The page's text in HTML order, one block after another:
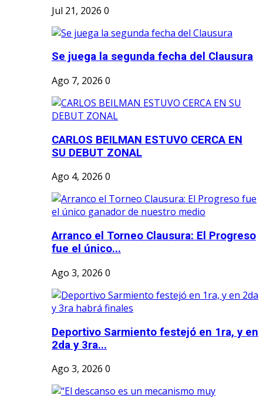
Jul 21, 2026 0
Se juega la segunda fecha del Clausura
Ago 7, 2026 0
CARLOS BEILMAN ESTUVO CERCA EN
SU DEBUT ZONAL
Ago 4, 2026 0
Arranco el Torneo Clausura: El Progreso
fue el único...
Ago 3, 2026 0
Deportivo Sarmiento festejó en 1ra, y en
2da y 3ra...
Ago 3, 2026 0